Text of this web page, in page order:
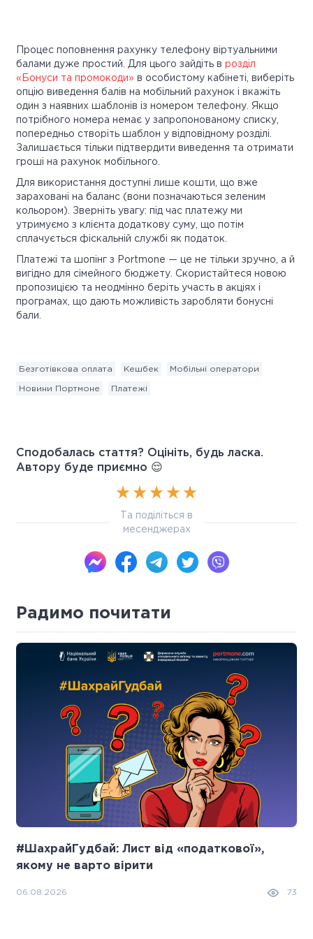
Процес поповнення рахунку телефону віртуальними
балами дуже простий. Для цього зайдіть в розділ
«Бонуси та промокоди» в особистому кабінеті, виберіть
опцію виведення балів на мобільний рахунок і вкажіть
один з наявних шаблонів із номером телефону. Якщо
потрібного номера немає у запропонованому списку,
попередньо створіть шаблон у відповідному розділі.
Залишається тільки підтвердити виведення та отримати
гроші на рахунок мобільного.
Для використання доступні лише кошти, що вже
зараховані на баланс (вони позначаються зеленим
кольором). Зверніть увагу: під час платежу ми
утримуємо з клієнта додаткову суму, що потім
сплачується фіскальній службі як податок.
Платежі та шопінг з Portmone — це не тільки зручно, а й
вигідно для сімейного бюджету. Скористайтеся новою
пропозицією та неодмінно беріть участь в акціях і
програмах, що дають можливість заробляти бонусні
бали.
Безготівкова оплата Кешбек Мобільні оператори
Новини Портмоне Платежі
Сподобалась стаття? Оцініть, будь ласка.
Автору буде приємно 😌
Та поділіться в
месенджерах
Радимо почитати
#ШахрайГудбай: Лист від «податкової»,
якому не варто вірити
06.08.2026 73